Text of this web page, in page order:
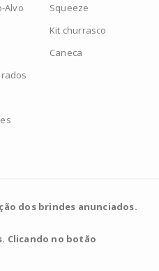
Alvo
Squeeze
Kit churrasco
Caneca
dos brindes anunciados.
Clicando no botão